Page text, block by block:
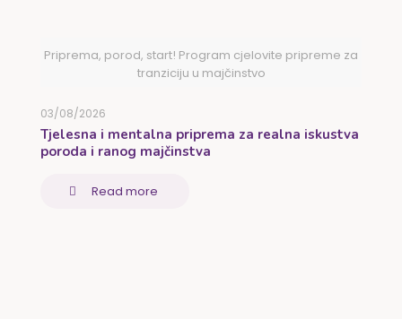
Priprema, porod, start! Program cjelovite pripreme za
tranziciju u majčinstvo
03/08/2026
Tjelesna i mentalna priprema za realna iskustva
poroda i ranog majčinstva
Read more